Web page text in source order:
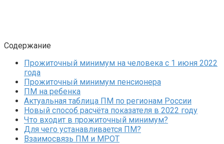
Содержание
Прожиточный минимум на человека с 1 июня 2022
года
Прожиточный минимум пенсионера
ПМ на ребенка
Актуальная таблица ПМ по регионам России
Новый способ расчёта показателя в 2022 году
Что входит в прожиточный минимум?
Для чего устанавливается ПМ?
Взаимосвязь ПМ и МРОТ